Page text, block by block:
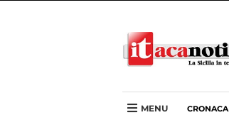
MENU CRONACA